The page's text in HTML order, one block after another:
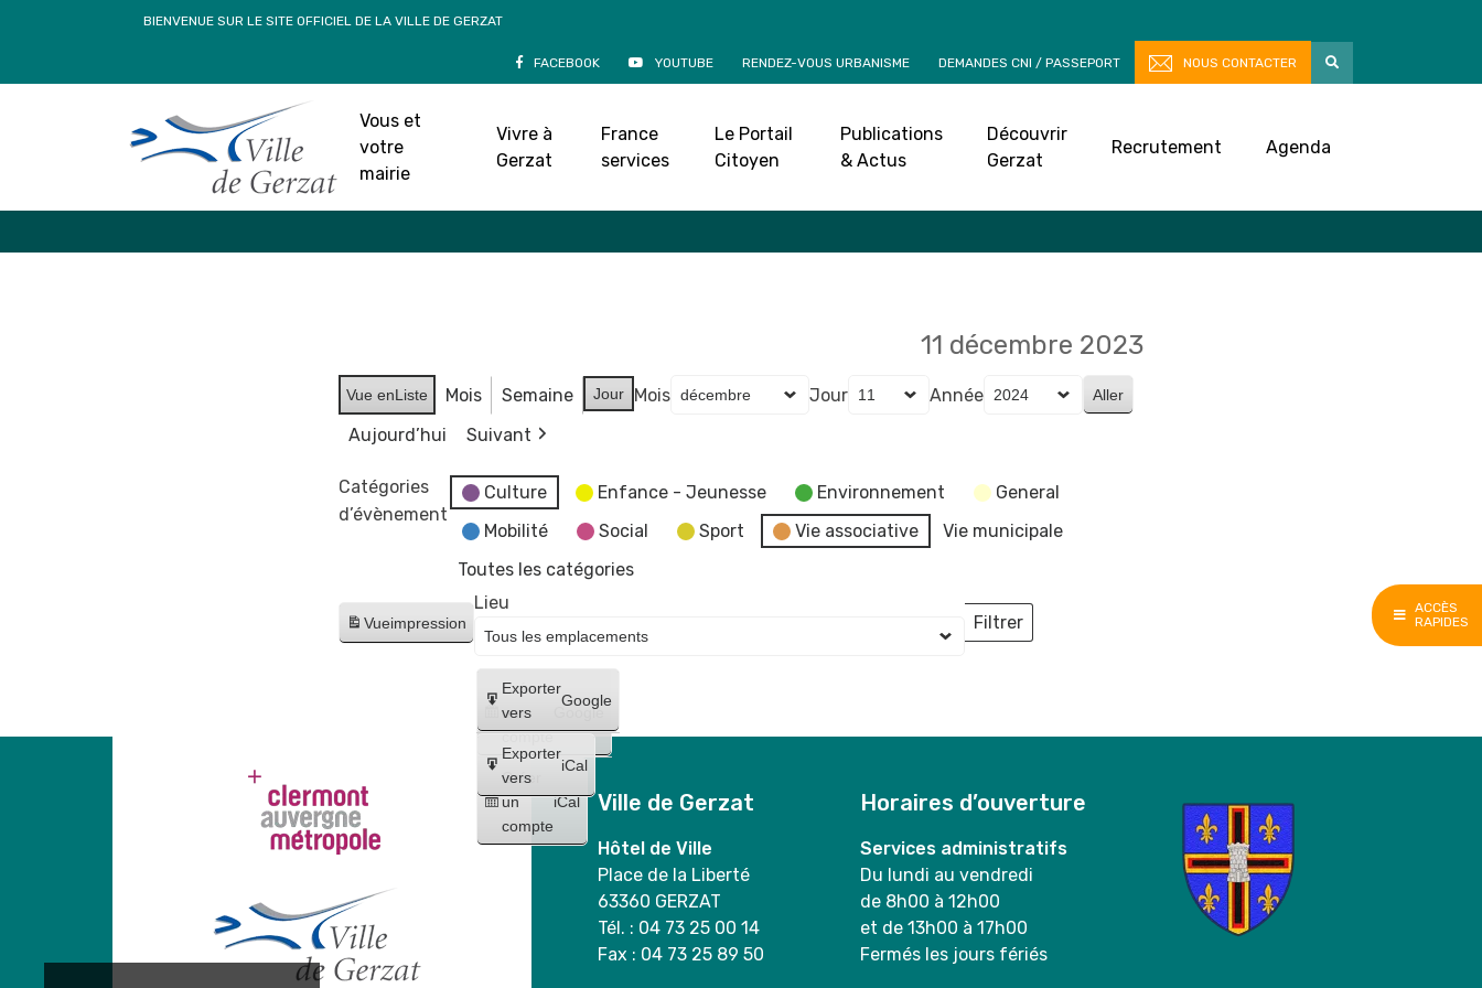
ACCÈS
RAPIDES
BIENVENUE SUR LE SITE OFFICIEL DE LA VILLE DE GERZAT
FACEBOOK YOUTUBE RENDEZ-VOUS URBANISME DEMANDES CNI / PASSEPORT NOUS CONTACTER
Vous et
votre
mairie
Vivre à
Gerzat
France
services
Le Portail
Citoyen
Publications
& Actus
Découvrir
Gerzat
Recrutement Agenda
Accueil»Agenda
11 décembre 2023
Vue enListe Mois Semaine Jour Mois Jour
Année
Aujourd’hui
Suivant
Catégories
d’évènement
Culture Enfance - Jeunesse Environnement
General
Mobilité
Social Sport Vie associative
Vie municipale
Toutes les catégories
Vueimpression
Créer
un
compte
Google
Créer
un
compte
iCal
Exporter
vers
Google
Exporter
vers
iCal
Lieu
Filtrer
Lieux
Ville de Gerzat
Hôtel de Ville
Place de la Liberté
63360 GERZAT
Tél. : 04 73 25 00 14
Fax : 04 73 25 89 50
Horaires d’ouverture
Services administratifs
Du lundi au vendredi
de 8h00 à 12h00
et de 13h00 à 17h00
Fermés les jours fériés